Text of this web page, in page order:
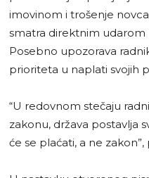
imovinom i trošenje
smatra direktnim udarom
Posebno upozorava
prioriteta u naplati svojih
“U redovnom stečaju
zakonu, država postavlja
će se plaćati, a ne